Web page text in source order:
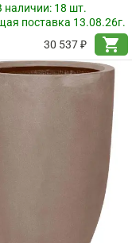
наличии: 18 шт.
поставка 13.08.26г.
30 537 ₽
shopping_cart